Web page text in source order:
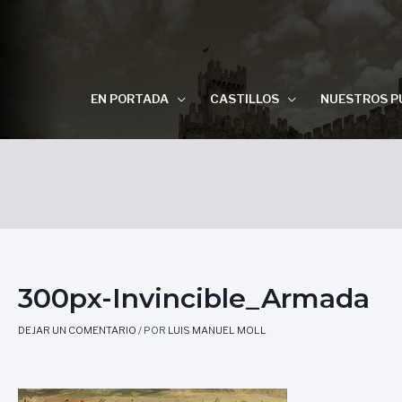
EN PORTADA CASTILLOS NUESTROS
300px-Invincible_Armada
DEJAR UN COMENTARIO / POR LUIS MANUEL MOLL